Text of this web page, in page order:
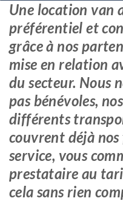
Une location van
préférentiel et
grâce à nos
mise en relation
du secteur. Nous
pas bénévoles,
différents
couvrent déjà
service, vous
prestataire au
cela sans rien